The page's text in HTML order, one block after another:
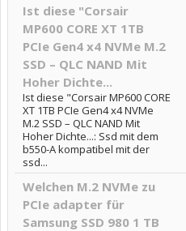
Ist diese "Corsair
MP600 CORE XT 1TB
PCIe Gen4 x4 NVMe M.2
SSD – QLC NAND Mit
Hoher Dichte...
Ist diese "Corsair MP600 CORE
XT 1TB PCIe Gen4 x4 NVMe
M.2 SSD – QLC NAND Mit
Hoher Dichte...: Ssd mit dem
b550-A kompatibel mit der
ssd...
Welchen M.2 NVMe zu
PCIe adapter für
Samsung SSD 980 1 TB